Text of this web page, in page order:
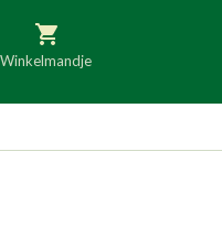
Winkelmandje